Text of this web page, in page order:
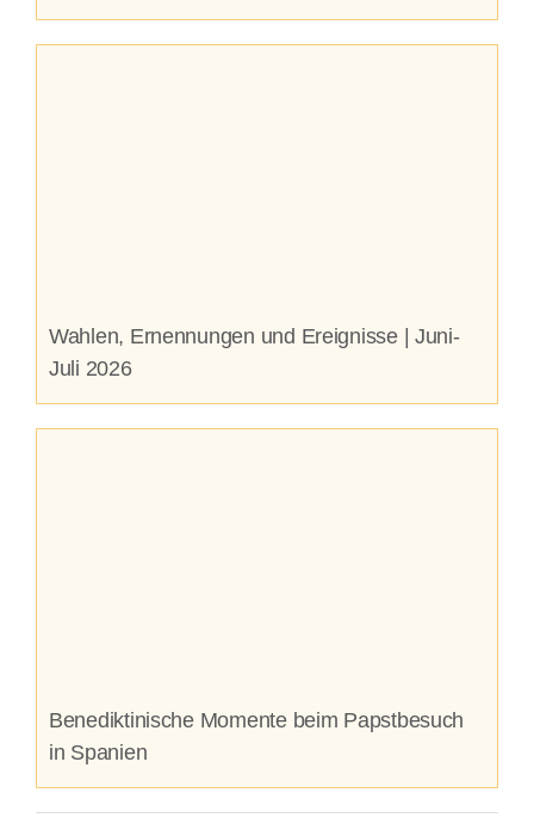
Wahlen, Ernennungen und Ereignisse | Juni-
Juli 2026
Benediktinische Momente beim Papstbesuch
in Spanien